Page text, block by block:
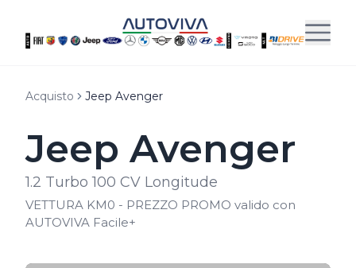
Acquisto Jeep Avenger
Jeep Avenger
1.2 Turbo 100 CV Longitude
VETTURA KM0 - PREZZO PROMO valido con
AUTOVIVA Facile+